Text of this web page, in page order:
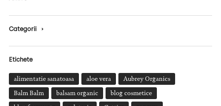
Categorii ›
Etichete
alimentatie sanatoasa aloe vera Aubrey Organics
Balm Balm balsam organic blog cosmetice